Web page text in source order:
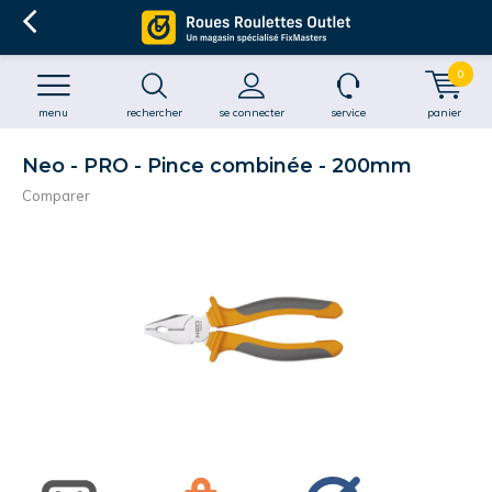
rechercher se connecter
menu service panier
0
Neo - PRO - Pince combinée - 200mm
Comparer